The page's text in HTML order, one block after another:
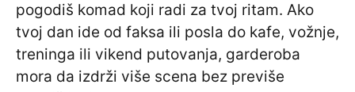
pogodiš komad koji radi za tvoj ritam. Ako
tvoj dan ide od faksa ili posla do kafe, vožnje,
treninga ili vikend putovanja, garderoba
mora da izdrži više scena bez previše